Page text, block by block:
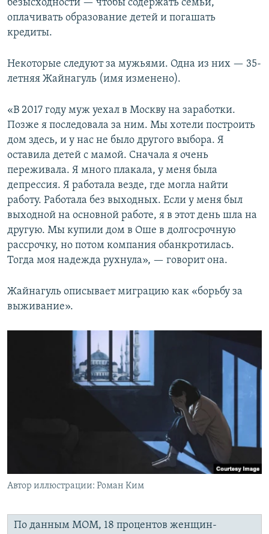
безысходности — чтобы содержать семьи,
оплачивать образование детей и погашать
кредиты.
Некоторые следуют за мужьями. Одна из них — 35-
летняя Жайнагуль (имя изменено).
«В 2017 году муж уехал в Москву на заработки.
Позже я последовала за ним. Мы хотели построить
дом здесь, и у нас не было другого выбора. Я
оставила детей с мамой. Сначала я очень
переживала. Я много плакала, у меня была
депрессия. Я работала везде, где могла найти
работу. Работала без выходных. Если у меня был
выходной на основной работе, я в этот день шла на
другую. Мы купили дом в Оше в долгосрочную
рассрочку, но потом компания обанкротилась.
Тогда моя надежда рухнула», — говорит она.
Жайнагуль описывает миграцию как «борьбу за
выживание».
Автор иллюстрации: Роман Ким
По данным МОМ, 18 процентов женщин-